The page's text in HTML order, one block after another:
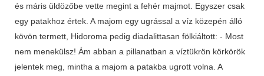
és máris üldözőbe vette megint a fehér majmot. Egyszer csak
egy patakhoz értek. A majom egy ugrással a víz közepén álló
kövön termett, Hidoroma pedig diadalittasan fölkiáltott: - Most
nem menekülsz! Ám abban a pillanatban a víztükrön körkörök
jelentek meg, mintha a majom a patakba ugrott volna. A